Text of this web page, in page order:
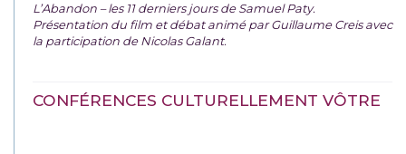
L’Abandon – les 11 derniers jours de Samuel Paty.
Présentation du film et débat animé par Guillaume Creis avec
la participation de Nicolas Galant.
CONFÉRENCES CULTURELLEMENT VÔTRE